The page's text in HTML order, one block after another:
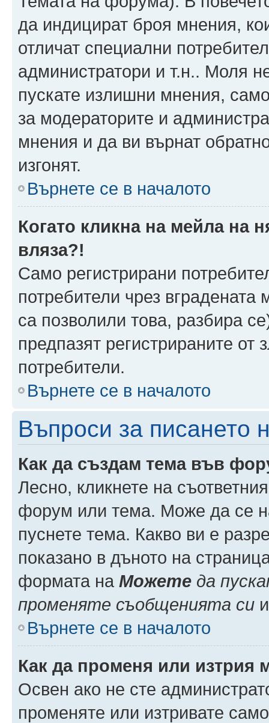
да индицират броя мнения,
отличат специални
администратори и т.н.. Моля
пускате излишни мнения,
за модераторите и
мнения и да ви върнат
изгонят.
Върнете се в началото
Когато кликна на мейла на
вляза?!
Само регистрирани
потребители чрез
са позволили това, разбира
предпазят регистрираните от
потребители.
Върнете се в началото
Въпроси за писането
Как да създам тема във
Лесно, кликнете на
форум или тема. Може да се
пуснете тема. Какво ви е
показано в дъното на
формата на Можете да
променяте съобщенията си
Върнете се в началото
Как да променя или изтрия
Освен ако не сте
променяте или изтривате